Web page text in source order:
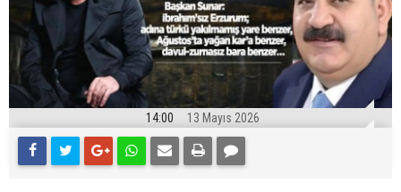
14:00 13 Mayıs 2026